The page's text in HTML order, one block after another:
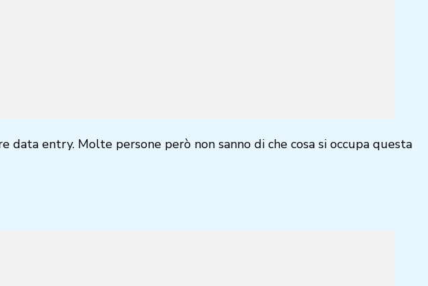
entry. Molte persone però non sanno di che cosa si occupa questa